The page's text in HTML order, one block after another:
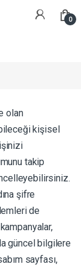
0
olan
kişisel
takip
şifre
de
güncel bilgilere
sayfası,